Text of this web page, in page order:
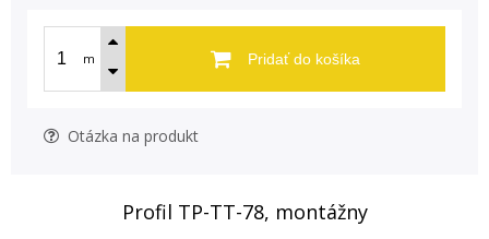
m Pridať do košíka
Otázka na produkt
Profil TP-TT-78, montážny